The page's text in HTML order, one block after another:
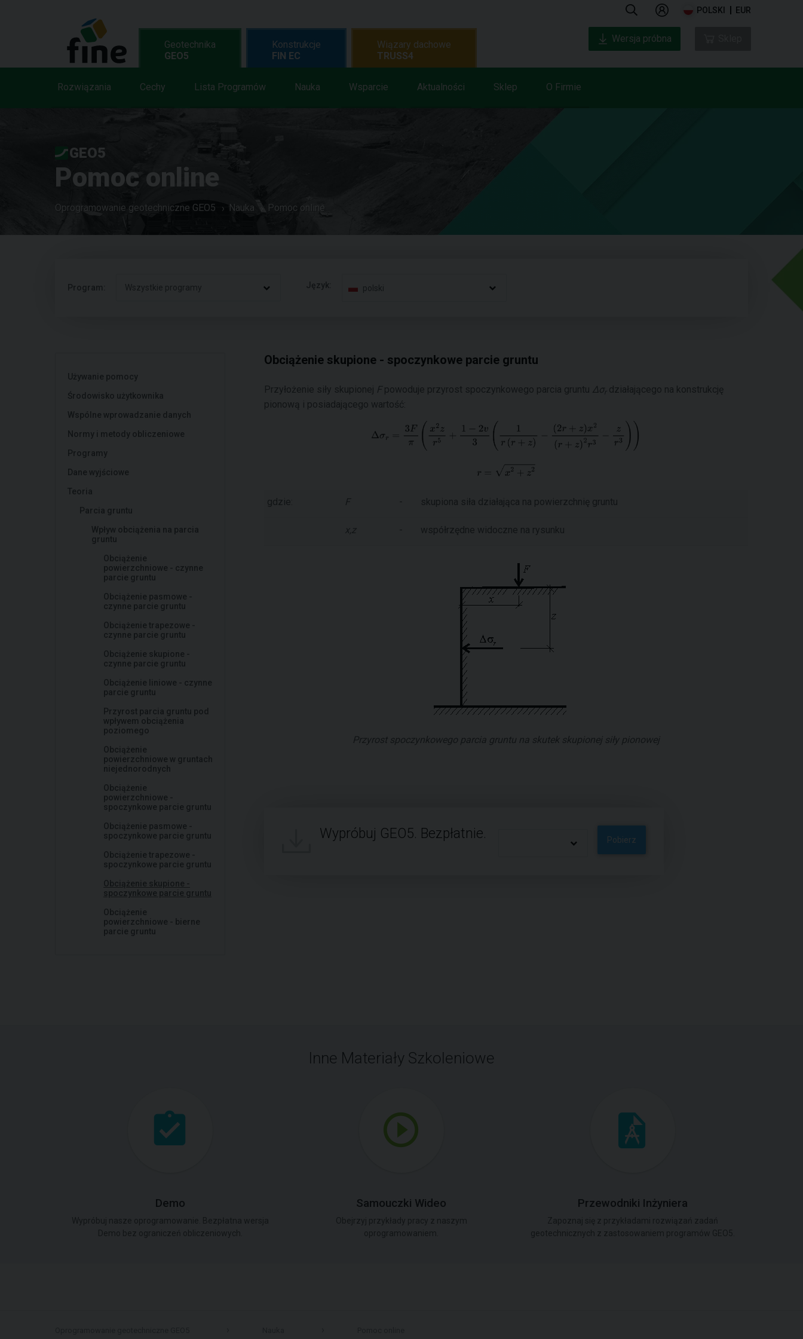
POLSKI EUR
Geotechnika
GEO5
Rozwiązania Cechy Lista Programów Nauka Wsparcie Aktualności Sklep O Firmie
Konstrukcje
FIN EC
Wiązary dachowe
TRUSS4
Wersja próbna
GEO5
Pomoc online
Oprogramowanie geotechniczne GEO5 Nauka Pomoc online
Program: Wszystkie programy Język: polski
Używanie pomocy
Środowisko użytkownika
Wspólne wprowadzanie danych
Normy i metody obliczeniowe
Programy
Dane wyjściowe
Teoria
Parcia gruntu
Wpływ obciążenia na parcia
gruntu
Obciążenie
powierzchniowe - czynne
parcie gruntu
Obciążenie pasmowe -
czynne parcie gruntu
Obciążenie trapezowe -
czynne parcie gruntu
Obciążenie skupione -
czynne parcie gruntu
Obciążenie liniowe - czynne
parcie gruntu
Przyrost parcia gruntu pod
wpływem obciążenia
poziomego
Obciążenie
powierzchniowe w gruntach
niejednorodnych
Obciążenie
powierzchniowe -
spoczynkowe parcie gruntu
Obciążenie pasmowe -
spoczynkowe parcie gruntu
Obciążenie trapezowe -
spoczynkowe parcie gruntu
Obciążenie skupione -
spoczynkowe parcie gruntu
Obciążenie
powierzchniowe - bierne
parcie gruntu
Obciążenie skupione - spoczynkowe parcie gruntu
Przyłożenie siły skupionej F powoduje przyrost spoczynkowego parcia gruntu Δσr działającego na konstrukcję
pionową i posiadającego wartość:
gdzie: F - skupiona siła działająca na powierzchnię gruntu
x,z - współrzędne widoczne na rysunku
Przyrost spoczynkowego parcia gruntu na skutek skupionej siły pionowej
Wypróbuj GEO5. Bezpłatnie. Pobierz
Inne Materiały Szkoleniowe
Demo Samouczki Wideo Przewodniki Inżyniera